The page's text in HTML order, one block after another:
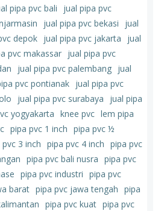
pipa pvc bali
jual pipa pvc
jual pipa pvc bekasi
jual
depok jual pipa pvc jakarta
jual
pvc makassar jual pipa pvc
jual pipa pvc palembang jual
pvc pontianak jual pipa pvc
jual pipa pvc surabaya
jual pipa
yogyakarta knee pvc lem pipa
pipa pvc 1 inch pipa pvc ½
3 inch pipa pvc 4 inch pipa pvc
pipa pvc bali nusra pipa pvc
pipa pvc industri pipa pvc
barat pipa pvc jawa tengah pipa
pipa pvc kuat pipa pvc